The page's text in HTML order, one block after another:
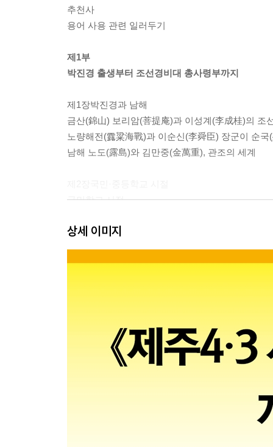
추천사
용어 사용 관련 일러두기
제1부
박진경 출생부터 조선경비대 총사령부까지
제1장박진경과 남해
금산(錦山) 보리암(菩提庵)과 이성계(李成桂)의 조
노량해전(露粱海戰)과 이순신(李舜臣) 장군이 순국
남해 노도(露島)와 김만중(金萬重), 관조의 세계
국민학교 시절
제3장대학·학도병 시절
일본군 장교로 임관
제5장국방경비대 입대와 경비대 총사령부 인사국
상세 이미지